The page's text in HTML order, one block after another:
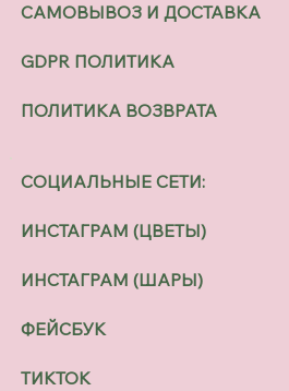
САМОВЫВОЗ И ДОСТАВКА
GDPR ПОЛИТИКА
ПОЛИТИКА ВОЗВРАТА
СОЦИАЛЬНЫЕ СЕТИ:
ИНСТАГРАМ (ЦВЕТЫ)
ИНСТАГРАМ (ШАРЫ)
ФЕЙСБУК
ТИКТОК